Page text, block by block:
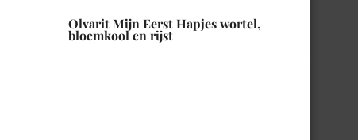
Olvarit Mijn Eerst Hapjes wortel,
bloemkool en rijst